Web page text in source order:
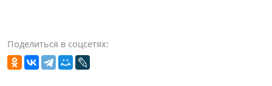
Поделиться в соцсетях: